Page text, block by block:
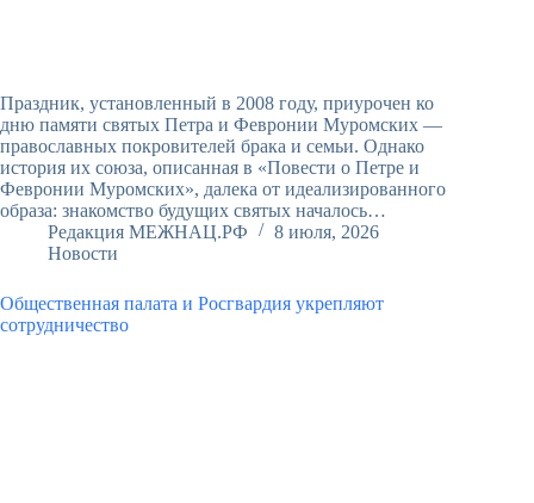
Праздник, установленный в 2008 году, приурочен ко
дню памяти святых Петра и Февронии Муромских —
православных покровителей брака и семьи. Однако
история их союза, описанная в «Повести о Петре и
Февронии Муромских», далека от идеализированного
образа: знакомство будущих святых началось…
Редакция МЕЖНАЦ.РФ
8 июля, 2026
Новости
Общественная палата и Росгвардия укрепляют
сотрудничество